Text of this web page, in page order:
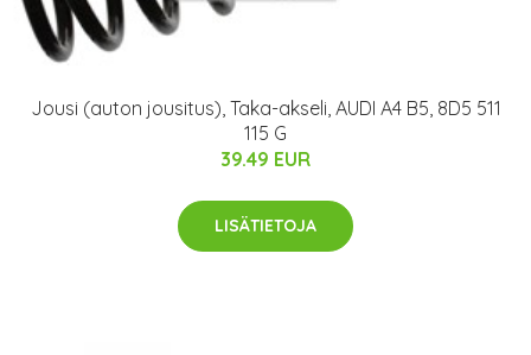
Jousi (auton jousitus), Taka-akseli, AUDI A4 B5, 8D5 511
115 G
39.49 EUR
LISÄTIETOJA